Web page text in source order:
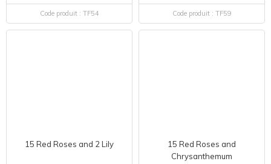
Code produit : TF54 Code produit : TF59
15 Red Roses and 2 Lily
15 Red Roses and
Chrysanthemum